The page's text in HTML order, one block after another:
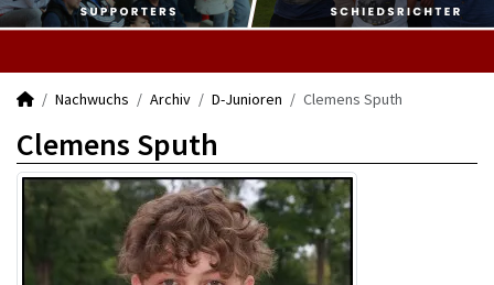
Nachwuchs Archiv D-Junioren Clemens Sputh
Clemens Sputh